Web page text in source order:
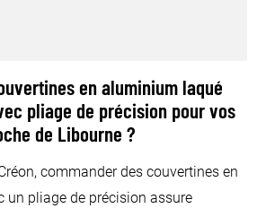
en aluminium laqué
pliage de précision pour vos
de Libourne ?
commander des couvertines en
un pliage de précision assure